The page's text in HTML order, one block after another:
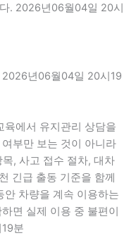
. 2026년06월04일 20시
년06월04일 20시19
에서 유지관리 상담을
부만 보는 것이 아니라
, 사고 접수 절차, 대차
긴급 출동 기준을 함께
안 차량을 계속 이용하는
면 실제 이용 중 불편이
분